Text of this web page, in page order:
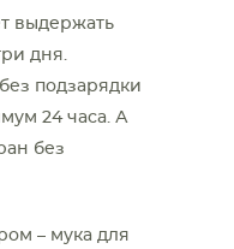
выдержать
дня.
подзарядки
24 часа. А
без
– мука для